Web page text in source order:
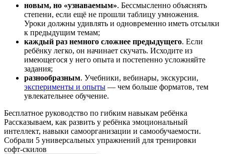
новым, но «узнаваемым». Бессмысленно объяснять
степени, если ещё не прошли таблицу умножения.
Уроки должны удивлять и одновременно иметь отсылки
к предыдущим темам;
каждый раз немного сложнее предыдущего. Если
ребёнку легко, он начинает скучать. Исходите из
имеющегося у него опыта и постепенно усложняйте
задания;
разнообразным. Учебники, вебинары, экскурсии,
эксперименты и опыты — чем больше форматов, тем
увлекательнее обучение.
Бесплатное руководство по гибким навыкам ребёнка
Рассказываем, как развить у ребёнка эмоциональный
интеллект, навыки самоорганизации и самообучаемости.
Собрали 5 универсальных упражнений для тренировки
софт‑скилов